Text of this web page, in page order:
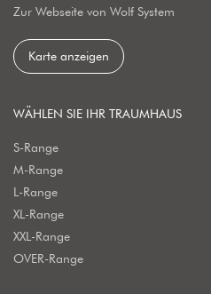
Zur Webseite von Wolf System
Karte anzeigen
WÄHLEN SIE IHR TRAUMHAUS
S-Range
M-Range
L-Range
XL-Range
XXL-Range
OVER-Range